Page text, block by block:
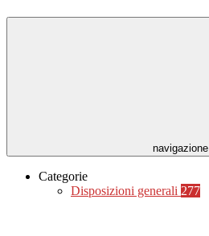
navigazione
Categorie
Disposizioni generali 277